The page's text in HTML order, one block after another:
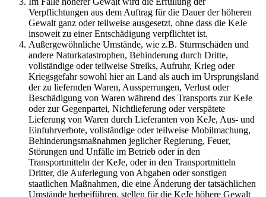
Verpflichtungen aus dem Auftrag für die Dauer der höheren
Gewalt ganz oder teilweise ausgesetzt, ohne dass die KeJe
insoweit zu einer Entschädigung verpflichtet ist.
Außergewöhnliche Umstände, wie z.B. Sturmschäden und
andere Naturkatastrophen, Behinderung durch Dritte,
vollständige oder teilweise Streiks, Aufruhr, Krieg oder
Kriegsgefahr sowohl hier an Land als auch im Ursprungsland
der zu liefernden Waren, Aussperrungen, Verlust oder
Beschädigung von Waren während des Transports zur KeJe
oder zur Gegenpartei, Nichtlieferung oder verspätete
Lieferung von Waren durch Lieferanten von KeJe, Aus- und
Einfuhrverbote, vollständige oder teilweise Mobilmachung,
Behinderungsmaßnahmen jeglicher Regierung, Feuer,
Störungen und Unfälle im Betrieb oder in den
Transportmitteln der KeJe, oder in den Transportmitteln
Dritter, die Auferlegung von Abgaben oder sonstigen
staatlichen Maßnahmen, die eine Änderung der tatsächlichen
Umstände herbeiführen, stellen für die KeJe höhere Gewalt